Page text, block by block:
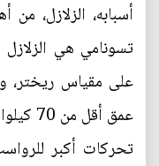
أسبابه، الزلازل،
على مقياس
عمق
تحركات أكبر